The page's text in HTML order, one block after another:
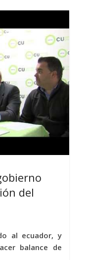
del
al ecuador, y
balance de